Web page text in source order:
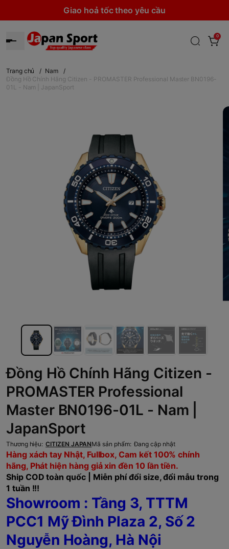
Giao hoả tốc theo yêu cầu
0
Trang chủ / Nam
/
Đồng Hồ Chính Hãng Citizen - PROMASTER Professional Master BN0196-
01L - Nam | JapanSport
Đồng Hồ Chính Hãng Citizen -
PROMASTER Professional
Master BN0196-01L - Nam |
JapanSport
Thương hiệu: CITIZEN JAPANMã sản phẩm: Đang cập nhật
Hàng xách tay Nhật, Fullbox, Cam kết 100% chính
hãng, Phát hiện hàng giả xin đền 10 lần tiền.
Ship COD toàn quốc | Miễn phí đổi size, đổi mẫu trong
1 tuần !!!
Showroom : Tầng 3, TTTM
PCC1 Mỹ Đình Plaza 2, Số 2
Nguyễn Hoàng, Hà Nội